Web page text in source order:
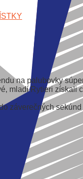
na palubovky
mladí Rytieri získali
záverečných